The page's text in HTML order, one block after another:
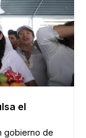
el
gobierno de